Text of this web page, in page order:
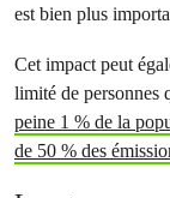
est bien plus
Cet impact peut
limité de personnes
peine 1 % de la
de 50 % des